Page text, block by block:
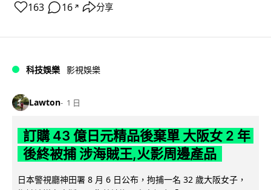
163 16 ↗ 分享
科技娛樂 影視娛樂
Lawton 1 日
訂購 43 億日元精品後棄單 大阪女 2 年
後終被捕 涉海賊王,火影周邊產品
日本警視廳神田署 8 月 6 日公布，拘捕一名 32 歲大阪女子，